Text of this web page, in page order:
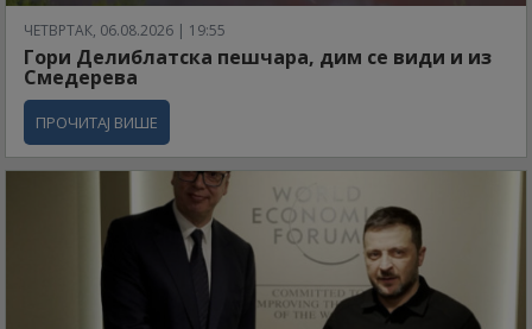
ЧЕТВРТАК, 06.08.2026 | 19:55
Гори Делиблатска пешчара, дим се види и из
Смедерева
ПРОЧИТАЈ ВИШЕ